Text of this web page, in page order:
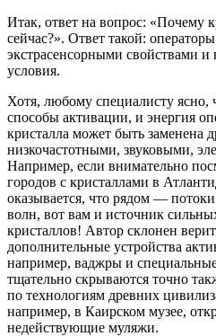
Итак, ответ на вопрос: «Почему
сейчас?». Ответ такой:
экстрасенсорными свойствами
условия.
Хотя, любому специалисту ясно,
способы активации, и энергия
кристалла может быть заменена
низкочастотными, звуковыми,
Например, если внимательно
городов с кристаллами в
оказывается, что рядом —
волн, вот вам и источник
кристаллов! Автор склонен
дополнительные устройства
например, ваджры и
тщательно скрываются точно
по технологиям древних
например, в Каирском музее,
недействующие муляжи.